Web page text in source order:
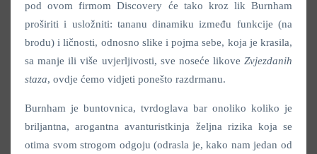
pod ovom firmom Discovery će tako kroz lik Burnham
proširiti i usložniti: tananu dinamiku između funkcije (na
brodu) i ličnosti, odnosno slike i pojma sebe, koja je krasila,
sa manje ili više uvjerljivosti, sve noseće likove Zvjezdanih
staza, ovdje ćemo vidjeti ponešto razdrmanu.
Burnham je buntovnica, tvrdoglava bar onoliko koliko je
briljantna, arogantna avanturistkinja željna rizika koja se
otima svom strogom odgoju (odrasla je, kako nam jedan od